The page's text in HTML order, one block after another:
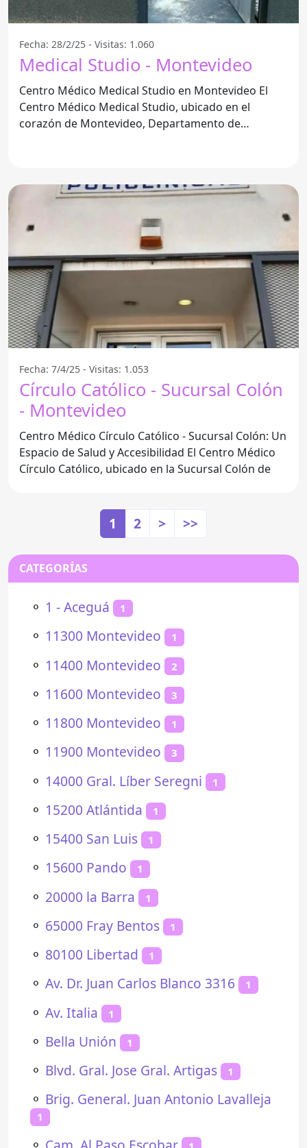
Fecha: 28/2/25 - Visitas: 1.060
Medical Studio - Montevideo
Centro Médico Medical Studio en Montevideo El
Centro Médico Medical Studio, ubicado en el
corazón de Montevideo, Departamento de
Fecha: 7/4/25 - Visitas: 1.053
Círculo Católico - Sucursal Colón
- Montevideo
Centro Médico Círculo Católico - Sucursal Colón: Un
Espacio de Salud y Accesibilidad El Centro Médico
Círculo Católico, ubicado en la Sucursal Colón de
1 2 > >>
CATEGORÍAS
⚬ 1 - Aceguá 1
⚬ 11300 Montevideo 1
⚬ 11400 Montevideo 2
⚬ 11600 Montevideo 3
⚬ 11800 Montevideo 1
⚬ 11900 Montevideo 3
⚬ 14000 Gral. Líber Seregni 1
⚬ 15200 Atlántida 1
⚬ 15400 San Luis 1
⚬ 15600 Pando 1
⚬ 20000 la Barra 1
⚬ 65000 Fray Bentos 1
⚬ 80100 Libertad 1
⚬ Av. Dr. Juan Carlos Blanco 3316 1
⚬ Av. Italia 1
⚬ Bella Unión 1
⚬ Blvd. Gral. Jose Gral. Artigas 1
⚬ Brig. General. Juan Antonio Lavalleja
1